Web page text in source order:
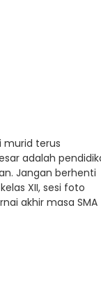
murid terus
adalah
Jangan berhenti
XII, sesi foto
akhir masa SMA